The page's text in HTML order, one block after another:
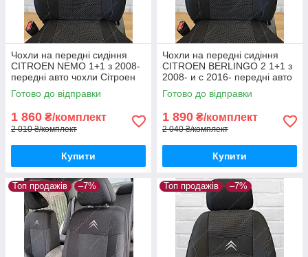
Чохли на передні сидіння
CITROEN NEMO 1+1 з 2008-
передні авто чохли Сітроен
НЕМО з 2008-
Готово до відправки
1 860 ₴/комплект
2 010 ₴/комплект
Купити
Чохли на передні сидіння
CITROEN BERLINGO 2 1+1 з
2008- и с 2016- передні авто
чохли Сітроен Берлінго
Готово до відправки
1 890 ₴/комплект
2 040 ₴/комплект
Купити
Топ продажів –7% Топ продажів –7%